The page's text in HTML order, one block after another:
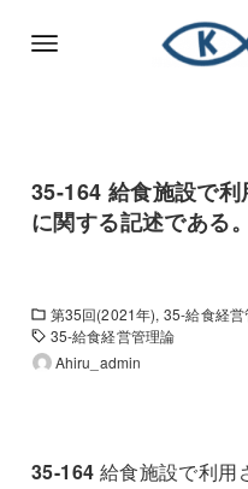
35-164 給食施設で
に関する記述である。
第35回(2021年) 35-給食経営
35-給食経営管理論
Ahiru_admin
35-164 給食施設で利用